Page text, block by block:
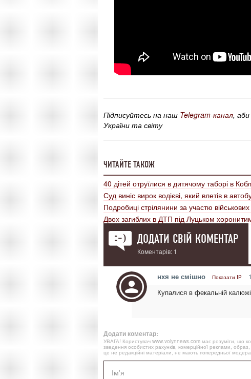
Підписуйтесь на наш Telegram-канал, аби
України та світу
ЧИТАЙТЕ ТАКОЖ
40 дітей отруїлися в дитячому таборі в
Суд виніс вирок водієві, який влетів в
Подробиці стрілянини за участю
Двох загиблих в ДТП під Луцьком
ДОДАТИ СВІЙ КОМЕНТАР
Коментарів: 1
нхя не смішно Показати IP
Купалися в фекальній
Додати коментар:
УВАГА! Користувач www.volynnews.com має розуміти, що
зведення особистих рахунків, комерційної реклами,
це не редакційні матеріали, не мають попередньої